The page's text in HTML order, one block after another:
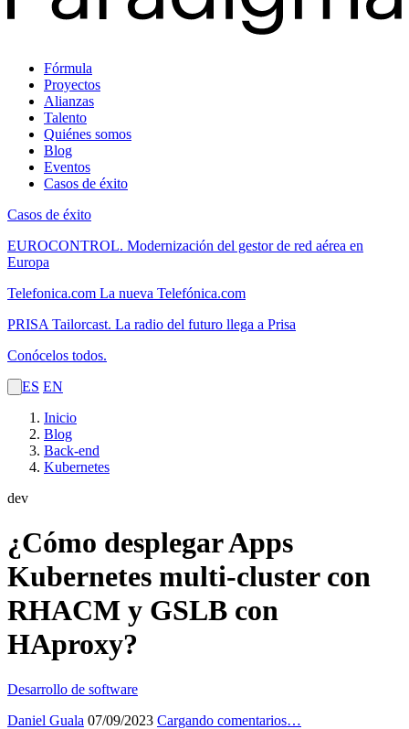
Fórmula
Proyectos
Alianzas
Talento
Quiénes somos
Blog
Eventos
Casos de éxito
Casos de éxito
EUROCONTROL. Modernización del gestor de red aérea en
Europa
Telefonica.com La nueva Telefónica.com
PRISA Tailorcast. La radio del futuro llega a Prisa
Conócelos todos.
ES EN
Inicio
Blog
Back-end
Kubernetes
dev
¿Cómo desplegar Apps
Kubernetes multi-cluster con
RHACM y GSLB con
HAproxy?
Desarrollo de software
Daniel Guala 07/09/2023 Cargando comentarios…